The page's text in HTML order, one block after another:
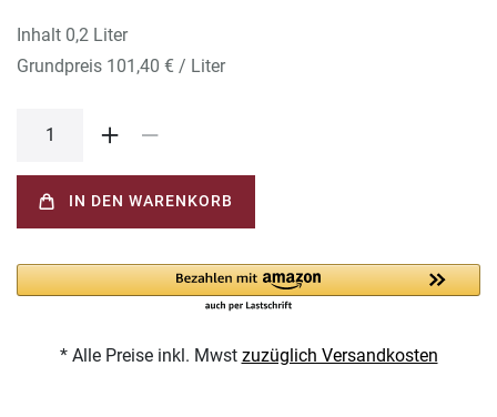
Inhalt 0,2 Liter
Grundpreis 101,40 € / Liter
IN DEN WARENKORB
* Alle Preise inkl. Mwst zuzüglich Versandkosten